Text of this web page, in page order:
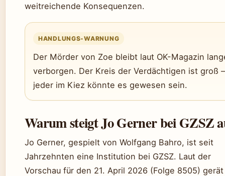
weitreichende Konsequenzen.
HANDLUNGS-WARNUNG
Der Mörder von Zoe bleibt laut OK-Magazin
verborgen. Der Kreis der Verdächtigen ist groß –
jeder im Kiez könnte es gewesen sein.
Warum steigt Jo Gerner bei GZSZ
Jo Gerner, gespielt von Wolfgang Bahro, ist seit
Jahrzehnten eine Institution bei GZSZ. Laut der
Vorschau für den 21. April 2026 (Folge 8505)